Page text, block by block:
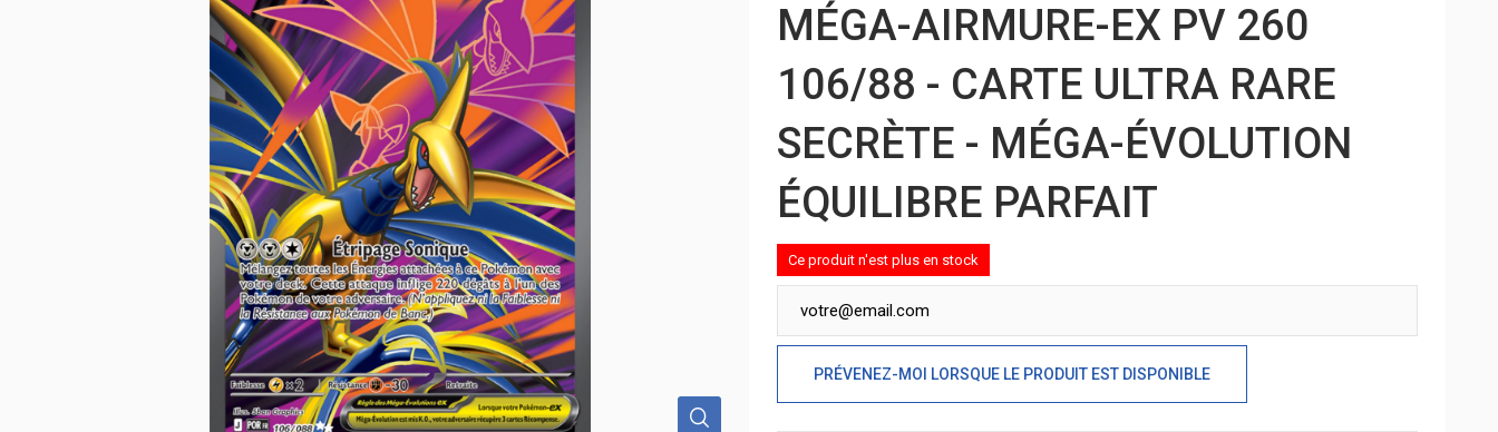
MÉGA-AIRMURE-EX PV 260
106/88 - CARTE ULTRA RARE
SECRÈTE - MÉGA-ÉVOLUTION
ÉQUILIBRE PARFAIT
Ce produit n'est plus en stock
PRÉVENEZ-MOI LORSQUE LE PRODUIT EST DISPONIBLE